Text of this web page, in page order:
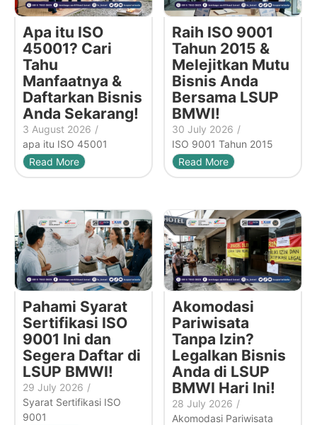
Apa itu ISO
45001? Cari
Tahu
Manfaatnya &
Daftarkan Bisnis
Anda Sekarang!
3 August 2026 /
apa itu ISO 45001
Read More
Raih ISO 9001
Tahun 2015 &
Melejitkan Mutu
Bisnis Anda
Bersama LSUP
BMWI!
30 July 2026 /
ISO 9001 Tahun 2015
Read More
Pahami Syarat
Sertifikasi ISO
9001 Ini dan
Segera Daftar di
LSUP BMWI!
29 July 2026 /
Syarat Sertifikasi ISO
9001
Akomodasi
Pariwisata
Tanpa Izin?
Legalkan Bisnis
Anda di LSUP
BMWI Hari Ini!
28 July 2026 /
Akomodasi Pariwisata